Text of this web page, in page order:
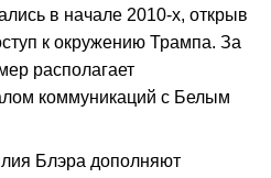
в начале 2010-х, открыв
к окружению Трампа. За
располагает
коммуникаций с Белым
Блэра дополняют